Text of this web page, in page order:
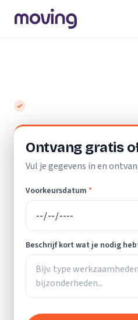
Ontvang gratis
Vul je gegevens in en
Voorkeursdatum *
Beschrijf kort wat je nodig